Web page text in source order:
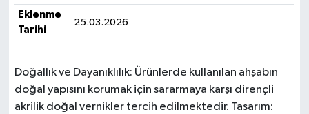
Eklenme
Tarihi
25.03.2026
Doğallık ve Dayanıklılık: Ürünlerde kullanılan ahşabın
doğal yapısını korumak için sararmaya karşı dirençli
akrilik doğal vernikler tercih edilmektedir. Tasarım: